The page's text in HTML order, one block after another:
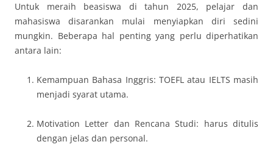
Untuk meraih beasiswa di tahun 2025, pelajar dan
mahasiswa disarankan mulai menyiapkan diri sedini
mungkin. Beberapa hal penting yang perlu diperhatikan
antara lain:
Kemampuan Bahasa Inggris: TOEFL atau IELTS masih
menjadi syarat utama.
Motivation Letter dan Rencana Studi: harus ditulis
dengan jelas dan personal.